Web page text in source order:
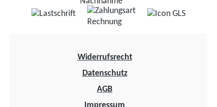
Widerrufsrecht
Datenschutz
AGB
Impressum